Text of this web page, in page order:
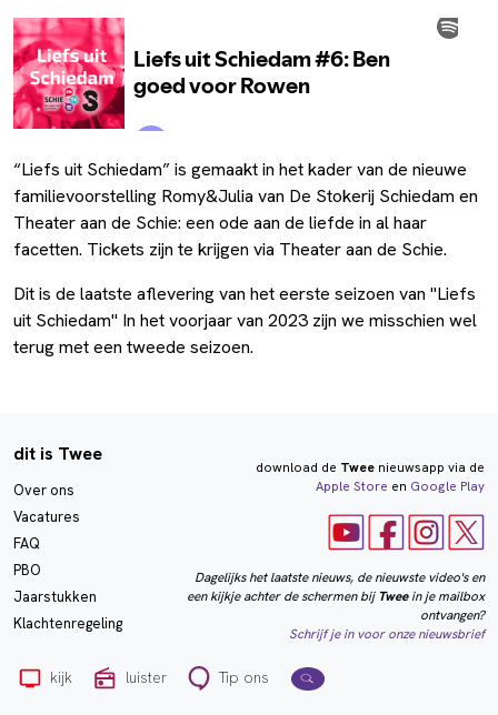
“Liefs uit Schiedam” is gemaakt in het kader van de nieuwe
familievoorstelling Romy&Julia van De Stokerij Schiedam en
Theater aan de Schie: een ode aan de liefde in al haar
facetten. Tickets zijn te krijgen via Theater aan de Schie.
Dit is de laatste aflevering van het eerste seizoen van "Liefs
uit Schiedam" In het voorjaar van 2023 zijn we misschien wel
terug met een tweede seizoen.
dit is Twee
Over ons
Vacatures
FAQ
PBO
Jaarstukken
Klachtenregeling
download de Tweenieuwsapp via de
Apple Store en Google Play
Dagelijks het laatste nieuws, de nieuwste video's en
een kijkje achter de schermen bij Tweein je mailbox
ontvangen?
Schrijf je in voor onze nieuwsbrief
kijk luister Tip ons